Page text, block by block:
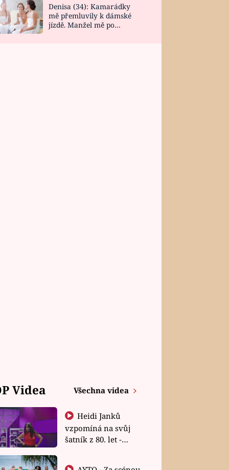
Denisa (34): Kamarádky
mě přemluvily k dámské
jízdě. Manžel mě po
Videa Všechna videa
Heidi Janků
vzpomíná na svůj
šatník z 80. let -